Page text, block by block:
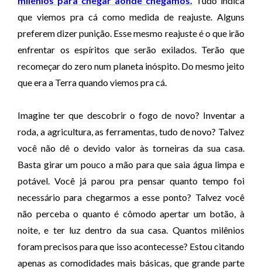
que viemos pra cá como medida de reajuste. Alguns
preferem dizer punição. Esse mesmo reajuste é o que irão
enfrentar os espíritos que serão exilados. Terão que
recomeçar do zero num planeta inóspito. Do mesmo jeito
que era a Terra quando viemos pra cá.
Imagine ter que descobrir o fogo de novo? Inventar a
roda, a agricultura, as ferramentas, tudo de novo? Talvez
você não dê o devido valor às torneiras da sua casa.
Basta girar um pouco a mão para que saia água limpa e
potável. Você já parou pra pensar quanto tempo foi
necessário para chegarmos a esse ponto? Talvez você
não perceba o quanto é cômodo apertar um botão, à
noite, e ter luz dentro da sua casa. Quantos milênios
foram precisos para que isso acontecesse? Estou citando
apenas as comodidades mais básicas, que grande parte